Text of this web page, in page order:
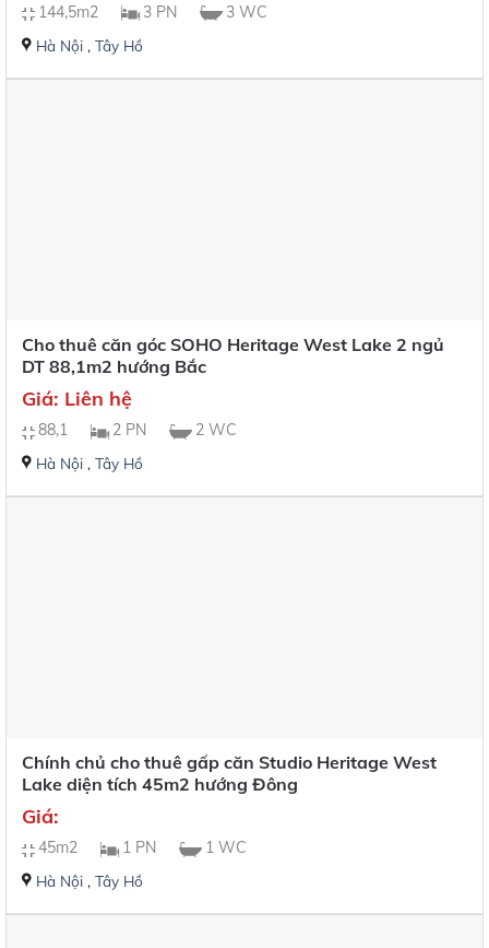
144,5m2 3 PN 3 WC
Hà Nội, Tây Hồ
Cho thuê căn góc SOHO Heritage West Lake 2 ngủ
DT 88,1m2 hướng Bắc
Giá: Liên hệ
88,1 2 PN 2 WC
Hà Nội, Tây Hồ
Chính chủ cho thuê gấp căn Studio Heritage West
Lake diện tích 45m2 hướng Đông
Giá:
45m2 1 PN 1 WC
Hà Nội, Tây Hồ